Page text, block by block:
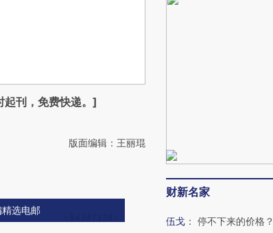
起刊，免费快递。]
版面编辑：王丽琨
选电邮
财新名家
伍戈 ： 停不下来的价格？